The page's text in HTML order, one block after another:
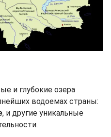
и глубокие озера
водоемах страны:
, и другие уникальные